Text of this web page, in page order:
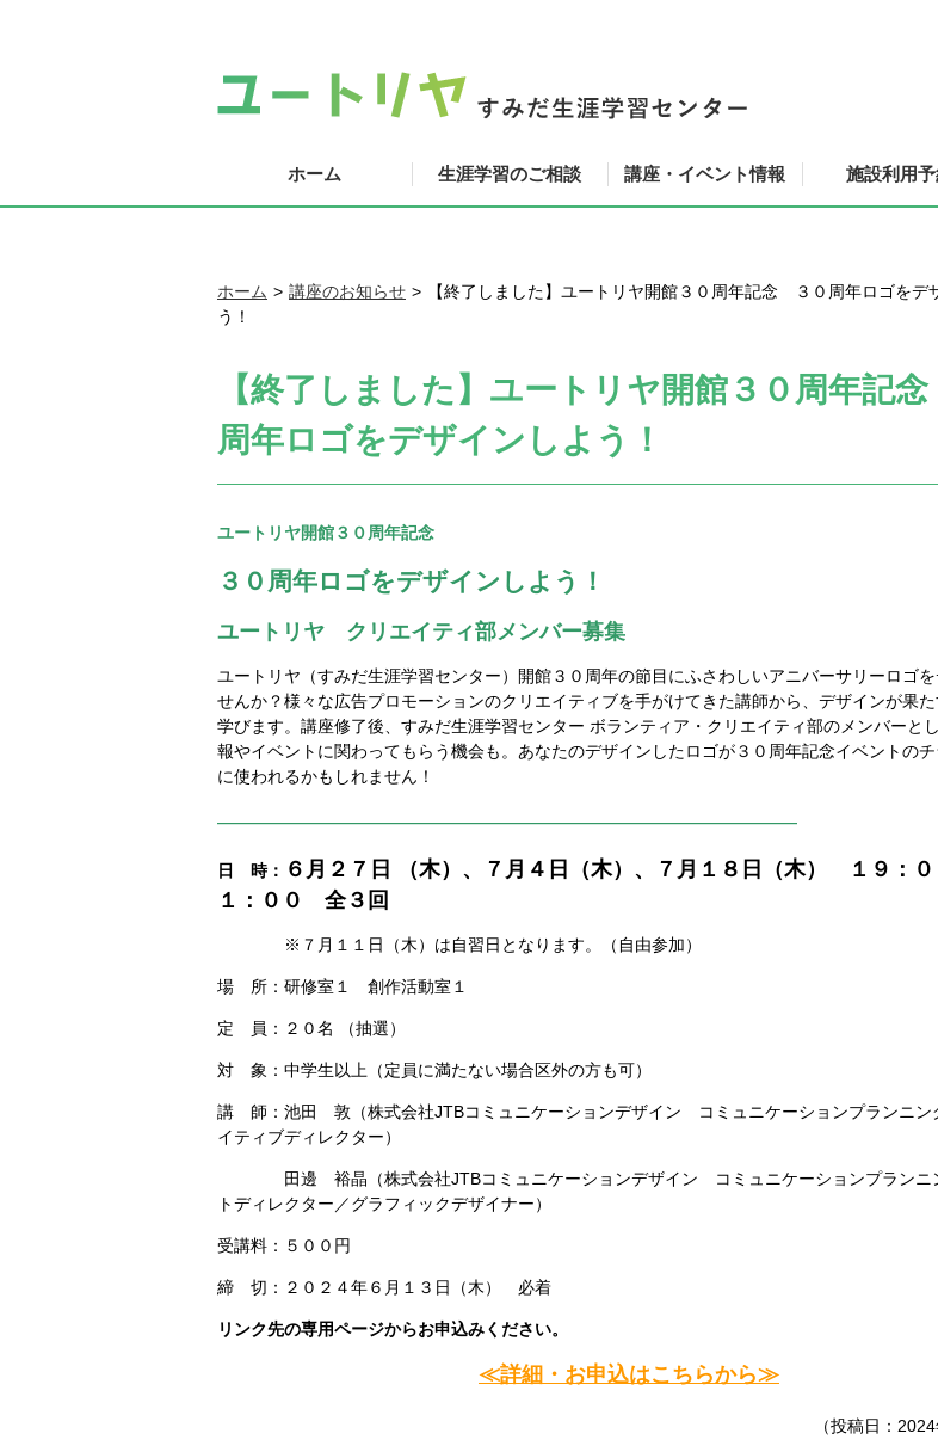
ホーム 生涯学習のご相談 講座・イベント情報 施設利用
ホーム 講座のお知らせ
【終了しました】ユートリヤ開館３０周年記念 ３０周年ロゴをデ
う！
【終了しました】ユートリヤ開館３０周年記
周年ロゴをデザインしよう！
ユートリヤ開館３０周年記念
３０周年ロゴをデザインしよう！
ユートリヤ クリエイティ部メンバー募集
ユートリヤ（すみだ生涯学習センター）開館３０周年の節目にふさわしいアニバーサリーロゴを
せんか？様々な広告プロモーションのクリエイティブを手がけてきた講師から、デザインが果
学びます。講座修了後、すみだ生涯学習センター ボランティア・クリエイティ部のメンバーと
報やイベントに関わってもらう機会も。あなたのデザインしたロゴが３０周年記念イベントの
に使われるかもしれません！
———————————————————————————
日 時： ６ 月２７日 （木）、
７月４日（木）、７月１８日（木） １９：０
１：００ 全３回
※７月１１日（木）は自習日となります。（自由参加）
場 所：研修室１ 創作活動室１
定 員：２０名 （抽選）
対 象：中学生以上（定員に満たない場合区外の方も可）
講 師：池田 敦（株式会社JTBコミュニケーションデザイン コミュニケーションプランニ
イティブディレクター）
田邊 裕晶 （株式会社JTBコミュニケーションデザイン コミュニケーションプラン
トディレクター／グラフィックデザイナー）
受講料：５００円
締 切：２０２４年６月１３日（木） 必着
リンク先の専用ページからお申込みください。
≪詳細・お申込はこちらから≫
（投稿日：